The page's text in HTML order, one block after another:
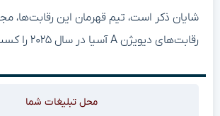
شایان ذکر است، تیم قهرمان این رقابت‌ها،
رقابت‌های دیویژن A آسیا در سال ۲۰۲۵ را کسب خواهد کرد.
محل تبلیغات شما